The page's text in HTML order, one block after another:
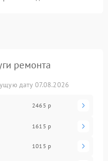
ремонта
дату 07.08.2026
2465 р
1615 р
1015 р